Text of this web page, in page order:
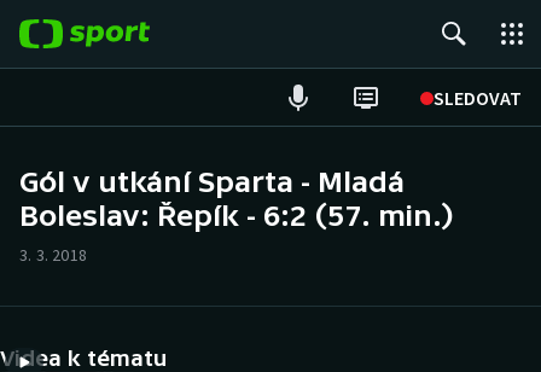
SLEDOVAT
Hokej
Gól v utkání Sparta - Mladá
Boleslav: Řepík - 6:2 (57. min.)
3. 3. 2018
Videa k tématu